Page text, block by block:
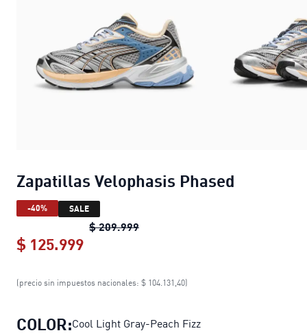
Zapatillas Velophasis Phased
-40% SALE
$ 209.999Zapatillas Velophasis Phased
$ 125.999
Zapatillas Velophasis Phased
(precio sin impuestos nacionales: $ 104.131,40)
COLOR:Cool Light Gray-Peach Fizz